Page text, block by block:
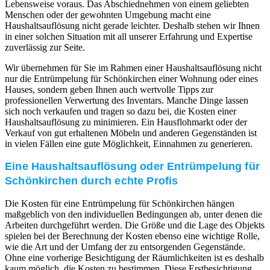
Lebensweise voraus. Das Abschiednehmen von einem geliebten
Menschen oder der gewohnten Umgebung macht eine
Haushaltsauflösung nicht gerade leichter. Deshalb stehen wir Ihnen
in einer solchen Situation mit all unserer Erfahrung und Expertise
zuverlässig zur Seite.
Wir übernehmen für Sie im Rahmen einer Haushaltsauflösung nicht
nur die Entrümpelung für Schönkirchen einer Wohnung oder eines
Hauses, sondern geben Ihnen auch wertvolle Tipps zur
professionellen Verwertung des Inventars. Manche Dinge lassen
sich noch verkaufen und tragen so dazu bei, die Kosten einer
Haushaltsauflösung zu minimieren. Ein Hausflohmarkt oder der
Verkauf von gut erhaltenen Möbeln und anderen Gegenständen ist
in vielen Fällen eine gute Möglichkeit, Einnahmen zu generieren.
Eine Haushaltsauflösung oder Entrümpelung für
Schönkirchen durch echte Profis
Die Kosten für eine Entrümpelung für Schönkirchen hängen
maßgeblich von den individuellen Bedingungen ab, unter denen die
Arbeiten durchgeführt werden. Die Größe und die Lage des Objekts
spielen bei der Berechnung der Kosten ebenso eine wichtige Rolle,
wie die Art und der Umfang der zu entsorgenden Gegenstände.
Ohne eine vorherige Besichtigung der Räumlichkeiten ist es deshalb